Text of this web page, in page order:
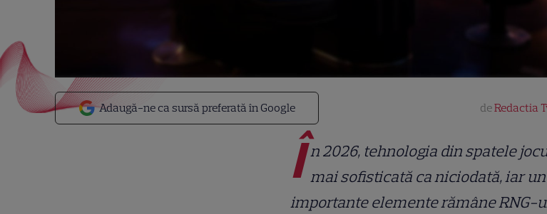
Adaugă-ne ca sursă preferată în Google deRedactia
Î n 2026, tehnologia din spatele
mai sofisticată ca niciodată, iar
importante elemente rămâne RNG-